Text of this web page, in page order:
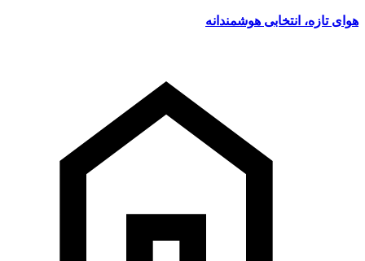
هوای تازه، انتخابی هوشمندانه